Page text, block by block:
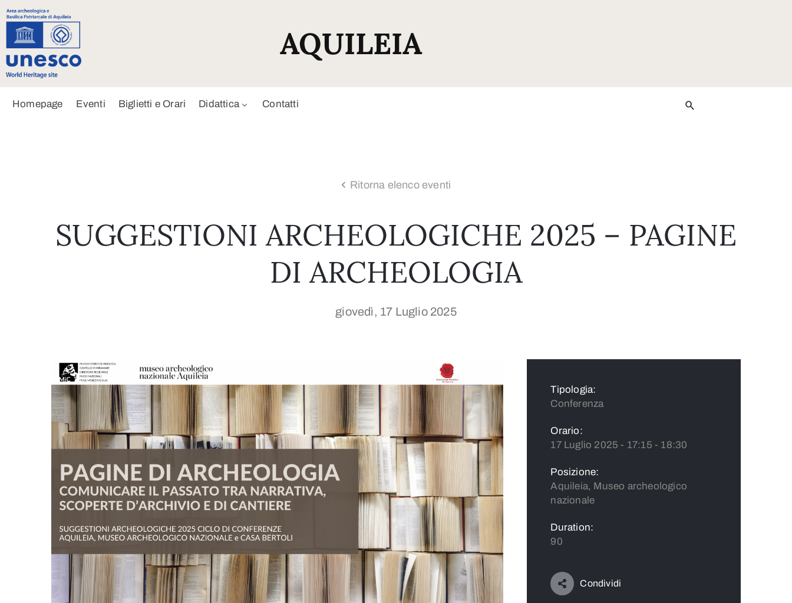
AQUILEIA
Homepage Eventi Biglietti e Orari Didattica Contatti
Ritorna elenco eventi
SUGGESTIONI ARCHEOLOGICHE 2025 – PAGINE
DI ARCHEOLOGIA
giovedì, 17 Luglio 2025
Tipologia:
Conferenza
Orario:
17 Luglio 2025 - 17:15 - 18:30
Posizione:
Aquileia, Museo archeologico
nazionale
Duration:
90
Condividi